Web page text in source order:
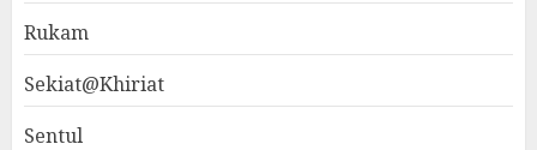
Rukam
Sekiat@Khiriat
Sentul